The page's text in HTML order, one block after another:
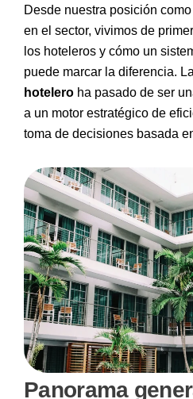
Desde nuestra posición
en el sector, vivimos de
los hoteleros y cómo un
puede marcar la diferencia.
hotelero ha pasado de ser
a un motor estratégico de
toma de decisiones basada
Panorama